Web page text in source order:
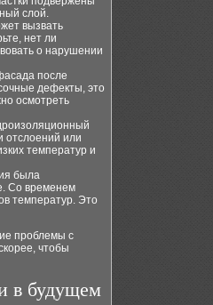
слой.
вызвать
нет ли
о нарушении
после
дефекты, это
осмотреть
отслоений или
температур и
была
Со временем
температур. Это
проблемы с
чтобы
в будущем